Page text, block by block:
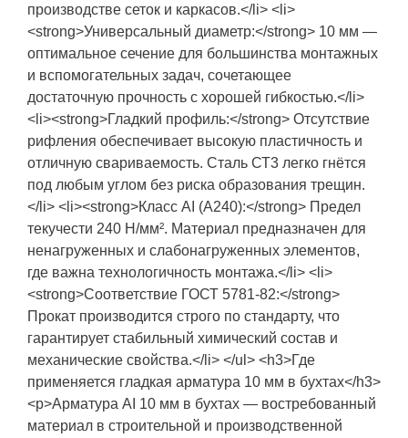
производстве сеток и каркасов.</li> <li>
<strong>Универсальный диаметр:</strong> 10 мм —
оптимальное сечение для большинства монтажных
и вспомогательных задач, сочетающее
достаточную прочность с хорошей гибкостью.</li>
<li><strong>Гладкий профиль:</strong> Отсутствие
рифления обеспечивает высокую пластичность и
отличную свариваемость. Сталь СТ3 легко гнётся
под любым углом без риска образования трещин.
</li> <li><strong>Класс АI (А240):</strong> Предел
текучести 240 Н/мм². Материал предназначен для
ненагруженных и слабонагруженных элементов,
где важна технологичность монтажа.</li> <li>
<strong>Соответствие ГОСТ 5781-82:</strong>
Прокат производится строго по стандарту, что
гарантирует стабильный химический состав и
механические свойства.</li> </ul> <h3>Где
применяется гладкая арматура 10 мм в бухтах</h3>
<p>Арматура АI 10 мм в бухтах — востребованный
материал в строительной и производственной